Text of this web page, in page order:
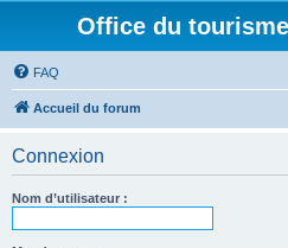
Office du
FAQ
Accueil du forum
Connexion
Nom d’utilisateur :